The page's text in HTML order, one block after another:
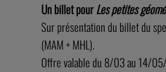
Un billet pourLes petites
Sur présentation du billet du
(MAM + MHL).
Offre valable du 8/03 au 14/